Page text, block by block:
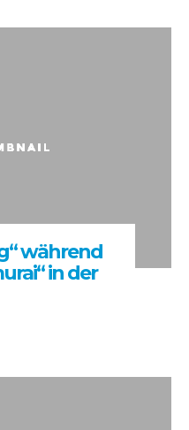
während
in der